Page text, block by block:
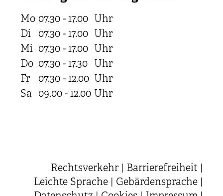
Mo 07.30 - 17.00 Uhr
Di
07.30 - 17.00 Uhr
Mi 07.30 - 17.00 Uhr
Do 07.30 - 17.30 Uhr
Fr
07.30 - 12.00 Uhr
Sa 09.00 - 12.00 Uhr
Rechtsverkehr Barrierefreiheit
Leichte Sprache
Gebärdensprache